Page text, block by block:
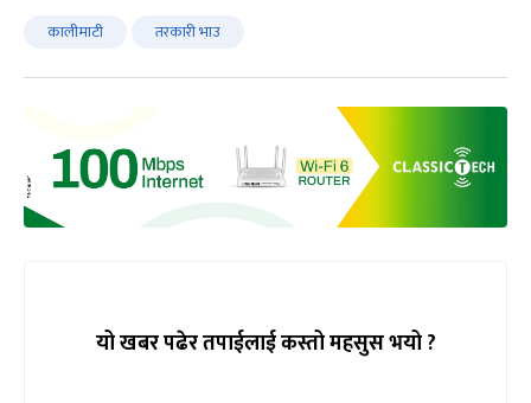
कालीमाटी तरकारी भाउ
यो खबर पढेर तपाईलाई कस्तो महसुस भयो ?